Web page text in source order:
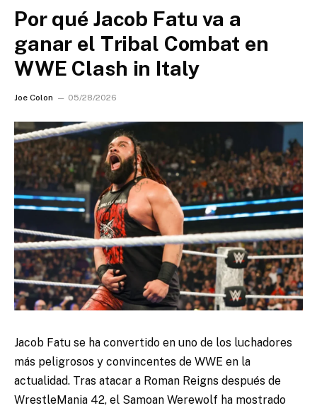
Por qué Jacob Fatu va a
ganar el Tribal Combat en
WWE Clash in Italy
Joe Colon 05/28/2026
Jacob Fatu se ha convertido en uno de los luchadores
más peligrosos y convincentes de WWE en la
actualidad. Tras atacar a Roman Reigns después de
WrestleMania 42, el Samoan Werewolf ha mostrado